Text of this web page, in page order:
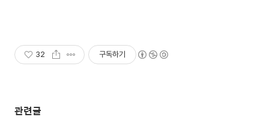
32 구독하기
관련글